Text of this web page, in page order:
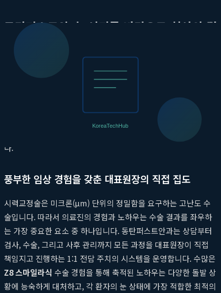
동탄퍼스트안과, 신뢰를 바탕으로 최상의 결
과를 만들다
첨단 장비만으로는 완벽한 수술을 보장할 수 없습니다. 장비의 성
능을 100% 활용할 수 있는 의료진의 숙련도와 환자를 최우선으
로 생각하는 진료 철학이 결합될 때 비로소 최고의 결과가 탄생합
를 통해 그 실력을 입증하고 있습니
다.
풍부한 임상 경험을 갖춘 대표원장의 직접 집도
시력교정술은 미크론(μm) 단위의 정밀함을 요구하는 고난도 수
술입니다. 따라서 의료진의 경험과 노하우는 수술 결과를 좌우하
는 가장 중요한 요소 중 하나입니다. 동탄퍼스트안과는 상담부터
검사, 수술, 그리고 사후 관리까지 모든 과정을 대표원장이 직접
책임지고 진행하는 1:1 전담 주치의 시스템을 운영합니다. 수많은
Z8 스마일라식 수술 경험을 통해 축적된 노하우는 다양한 돌발 상
황에 능숙하게 대처하고, 각 환자의 눈 상태에 가장 적합한 최적의